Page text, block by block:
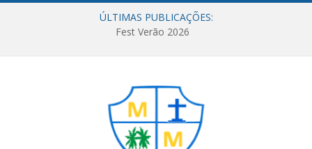
ÚLTIMAS PUBLICAÇÕES:
Fest Verão 2026